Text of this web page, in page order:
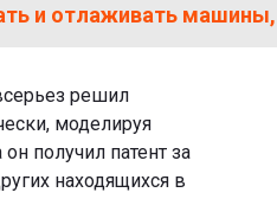
и отлаживать
решил
моделируя
получил патент за
находящихся в